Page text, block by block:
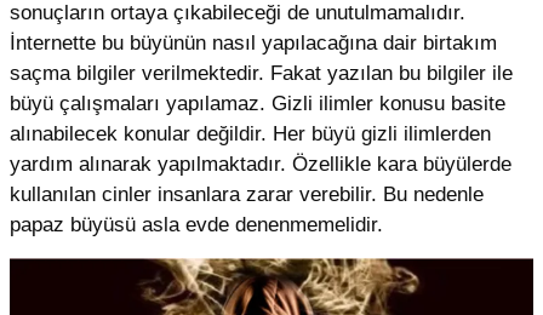
sonuçların ortaya çıkabileceği de unutulmamalıdır.
İnternette bu büyünün nasıl yapılacağına dair birtakım
saçma bilgiler verilmektedir. Fakat yazılan bu bilgiler ile
büyü çalışmaları yapılamaz. Gizli ilimler konusu basite
alınabilecek konular değildir. Her büyü gizli ilimlerden
yardım alınarak yapılmaktadır. Özellikle kara büyülerde
kullanılan cinler insanlara zarar verebilir. Bu nedenle
papaz büyüsü asla evde denenmemelidir.